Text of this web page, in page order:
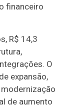
financeiro
R$ 14,3
O
expansão,
de aumento